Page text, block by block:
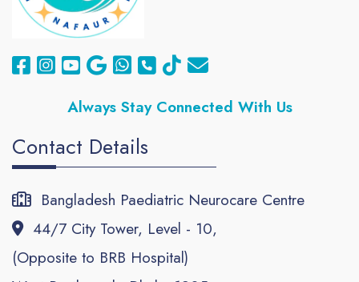
Always Stay Connected With Us
Contact Details
Bangladesh Paediatric Neurocare Centre
44/7 City Tower, Level - 10,
(Opposite to BRB Hospital)